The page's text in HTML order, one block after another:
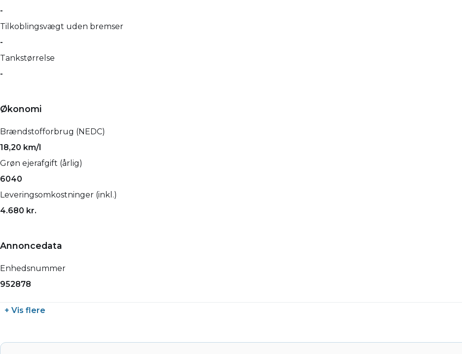
-
Tilkoblingsvægt uden bremser
-
Tankstørrelse
-
Økonomi
Brændstofforbrug (NEDC)
18,20 km/l
Grøn ejerafgift (årlig)
6040
Leveringsomkostninger (inkl.)
4.680 kr.
Annoncedata
Enhedsnummer
952878
+ Vis flere